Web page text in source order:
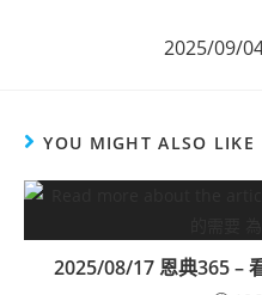
2025/09/
YOU MIGHT ALSO LIKE
2025/08/17 恩典365 –